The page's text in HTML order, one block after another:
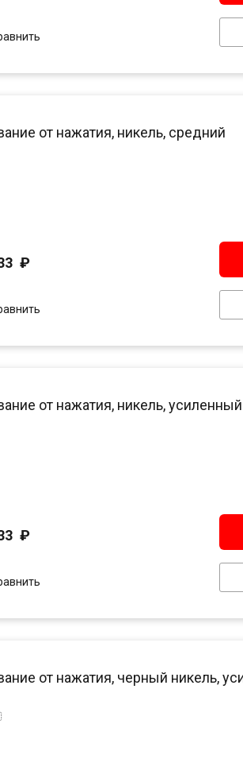
от нажатия, никель, средний
₽
от нажатия, никель, усиленный
₽
от нажатия, черный никель,